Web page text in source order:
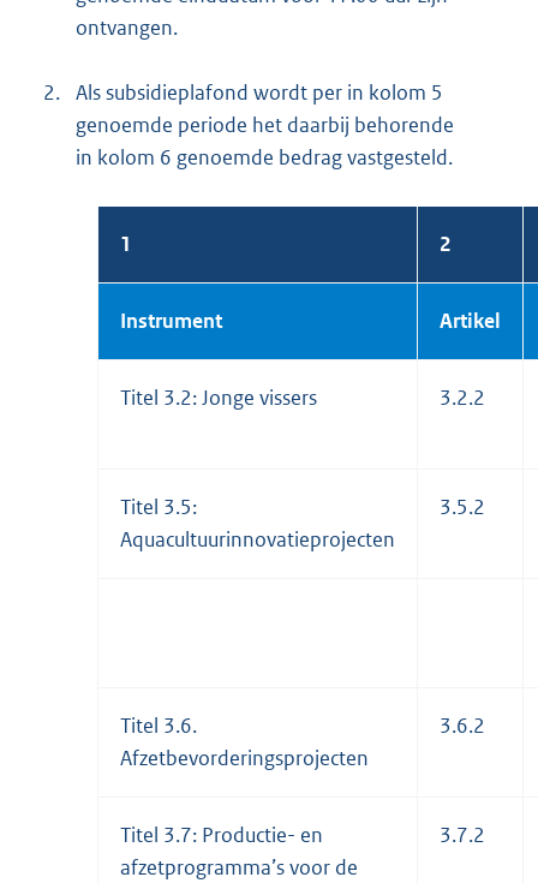
ontvangen.
2. Als subsidieplafond wordt per in kolom 5
genoemde periode het daarbij behorende
in kolom 6 genoemde bedrag vastgesteld.
1 2
Instrument Artikel
Titel 3.2: Jonge vissers 3.2.2
Titel 3.5:
Aquacultuurinnovatieprojecten
3.5.2
Titel 3.6.
Afzetbevorderingsprojecten
3.6.2
Titel 3.7: Productie- en
afzetprogramma’s voor de
3.7.2